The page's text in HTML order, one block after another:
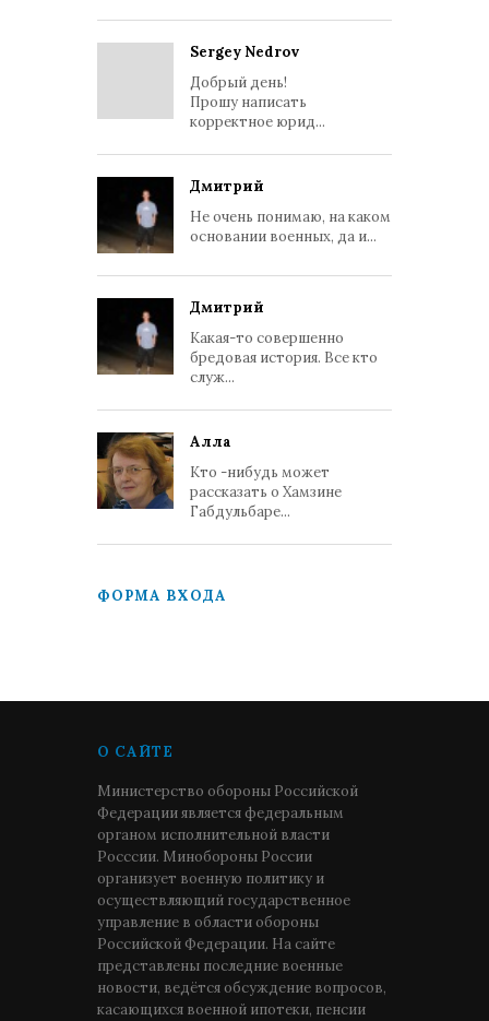
Sergey Nedrov
Добрый день!
Прошу написать
корректное юрид...
Дмитрий
Не очень понимаю, на каком
основании военных, да и...
Дмитрий
Какая-то совершенно
бредовая история. Все кто
служ...
Алла
Кто -нибудь может
рассказать о Хамзине
Габдульбаре...
ФОРМА ВХОДА
О САЙТЕ
Министерство обороны Российской
Федерации является федеральным
органом исполнительной власти
Росссии. Минобороны России
организует военную политику и
осуществляющий государственное
управление в области обороны
Российской Федерации. На сайте
представлены последние военные
новости, ведётся обсуждение вопросов,
касающихся военной ипотеки, пенсии